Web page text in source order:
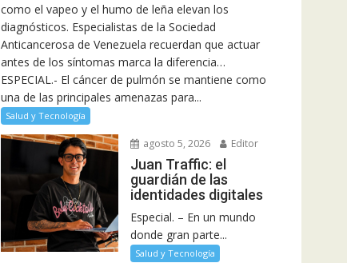
como el vapeo y el humo de leña elevan los
diagnósticos. Especialistas de la Sociedad
Anticancerosa de Venezuela recuerdan que actuar
antes de los síntomas marca la diferencia…
ESPECIAL.- El cáncer de pulmón se mantiene como
una de las principales amenazas para...
Salud y Tecnología
agosto 5, 2026 Editor
Juan Traffic: el
guardián de las
identidades digitales
Especial. – En un mundo
donde gran parte...
Salud y Tecnología